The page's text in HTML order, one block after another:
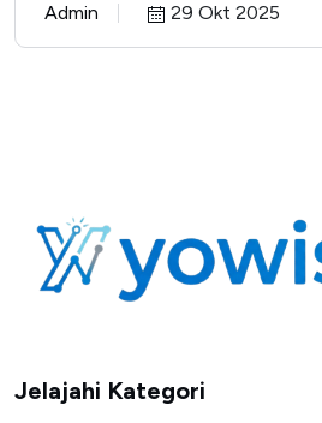
Admin 29 Okt 2025
Jelajahi Kategori